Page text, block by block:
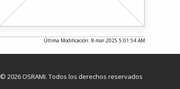
Última Modificación: 8-mar-2025 5:01:54 AM
© 2026 OSRAMI. Todos los derechos reservados